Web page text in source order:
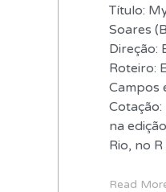
Título:
Soares
Direção:
Roteiro:
Campos
na
Rio, no R
Read